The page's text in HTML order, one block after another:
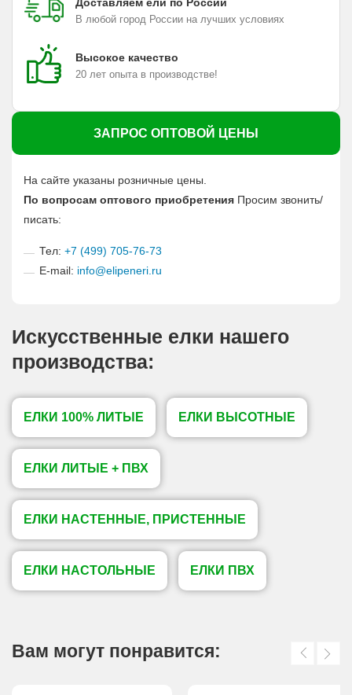
Доставляем ели по России
В любой город России на лучших условиях
Высокое качество
20 лет опыта в производстве!
ЗАПРОС ОПТОВОЙ ЦЕНЫ
На сайте указаны розничные цены.
По вопросам оптового приобретения Просим звонить/
писать:
Тел: +7 (499) 705-76-73
E-mail: info@elipeneri.ru
Искусственные елки нашего
производства:
ЕЛКИ 100% ЛИТЫЕ ЕЛКИ ВЫСОТНЫЕ
ЕЛКИ ЛИТЫЕ + ПВХ
ЕЛКИ НАСТЕННЫЕ, ПРИСТЕННЫЕ
ЕЛКИ НАСТОЛЬНЫЕ ЕЛКИ ПВХ
Вам могут понравится: